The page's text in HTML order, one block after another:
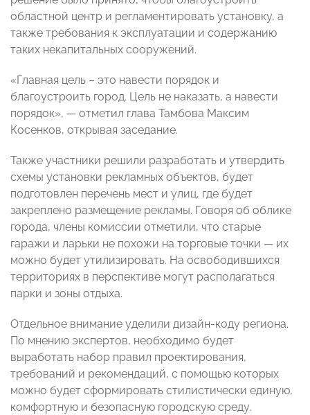
областной центр и регламентировать установку, а
также требования к эксплуатации и содержанию
таких некапитальных сооружений.
«Главная цель – это навести порядок и
благоустроить город. Цель не наказать, а навести
порядок», — отметил глава Тамбова Максим
Косенков, открывая заседание.
Также участники решили разработать и утвердить
схемы установки рекламных объектов, будет
подготовлен перечень мест и улиц, где будет
закреплено размещение рекламы. Говоря об облике
города, члены комиссии отметили, что старые
гаражи и ларьки не похожи на торговые точки — их
можно будет утилизировать. На освободившихся
территориях в перспективе могут располагаться
парки и зоны отдыха.
Отдельное внимание уделили дизайн-коду региона.
По мнению экспертов, необходимо будет
выработать набор правил проектирования,
требований и рекомендаций, с помощью которых
можно будет сформировать стилистически единую,
комфортную и безопасную городскую среду.